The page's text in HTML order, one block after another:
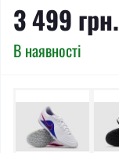
3 499 грн.
В наявності